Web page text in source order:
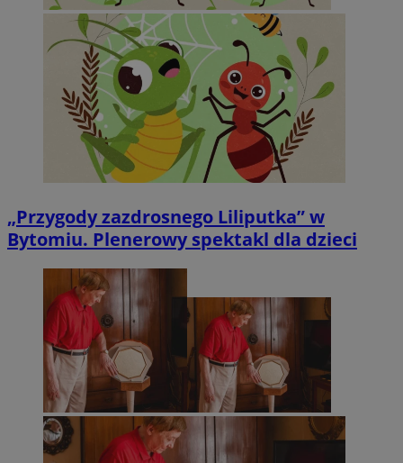
„Przygody zazdrosnego Liliputka” w
Bytomiu. Plenerowy spektakl dla dzieci